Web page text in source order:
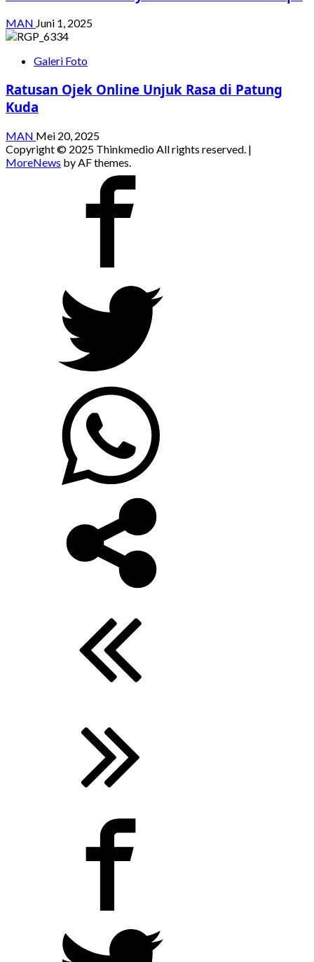
MAN Juni 1, 2025
Galeri Foto
Ratusan Ojek Online Unjuk Rasa di Patung
Kuda
MAN Mei 20, 2025
Copyright © 2025 Thinkmedio All rights reserved. |
MoreNews by AF themes.